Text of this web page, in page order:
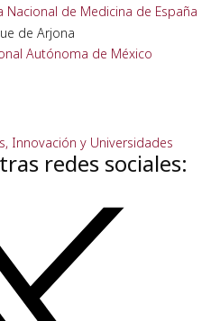
redes sociales: